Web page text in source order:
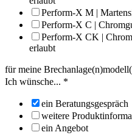
Perform-X M |
Perform-X C |
Perform-X CK |
erlaubt
für meine
Ich wünsche... *
ein Beratungsgespräch
weitere
ein Angebot